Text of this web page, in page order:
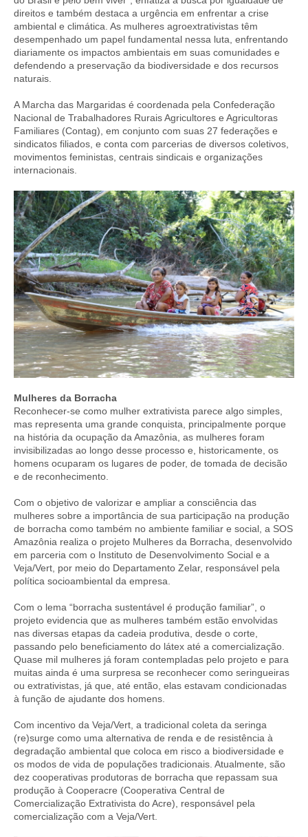
direitos e também destaca a urgência em enfrentar a crise
ambiental e climática. As mulheres agroextrativistas têm
desempenhado um papel fundamental nessa luta, enfrentando
diariamente os impactos ambientais em suas comunidades e
defendendo a preservação da biodiversidade e dos recursos
naturais.
A Marcha das Margaridas é coordenada pela Confederação
Nacional de Trabalhadores Rurais Agricultores e Agricultoras
Familiares (Contag), em conjunto com suas 27 federações e
sindicatos filiados, e conta com parcerias de diversos coletivos,
movimentos feministas, centrais sindicais e organizações
internacionais.
Mulheres da Borracha
Reconhecer-se como mulher extrativista parece algo simples,
mas representa uma grande conquista, principalmente porque
na história da ocupação da Amazônia, as mulheres foram
invisibilizadas ao longo desse processo e, historicamente, os
homens ocuparam os lugares de poder, de tomada de decisão
e de reconhecimento.
Com o objetivo de valorizar e ampliar a consciência das
mulheres sobre a importância de sua participação na produção
de borracha como também no ambiente familiar e social, a SOS
Amazônia realiza o projeto Mulheres da Borracha, desenvolvido
em parceria com o Instituto de Desenvolvimento Social e a
Veja/Vert, por meio do Departamento Zelar, responsável pela
política socioambiental da empresa.
Com o lema “borracha sustentável é produção familiar”, o
projeto evidencia que as mulheres também estão envolvidas
nas diversas etapas da cadeia produtiva, desde o corte,
passando pelo beneficiamento do látex até a comercialização.
Quase mil mulheres já foram contempladas pelo projeto e para
muitas ainda é uma surpresa se reconhecer como seringueiras
ou extrativistas, já que, até então, elas estavam condicionadas
à função de ajudante dos homens.
Com incentivo da Veja/Vert, a tradicional coleta da seringa
(re)surge como uma alternativa de renda e de resistência à
degradação ambiental que coloca em risco a biodiversidade e
os modos de vida de populações tradicionais. Atualmente, são
dez cooperativas produtoras de borracha que repassam sua
produção à Cooperacre (Cooperativa Central de
Comercialização Extrativista do Acre), responsável pela
comercialização com a Veja/Vert.